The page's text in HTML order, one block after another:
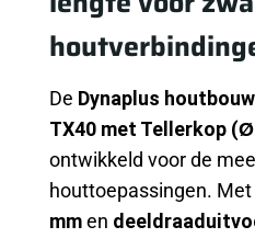
De Dynaplus
TX40 met Tellerkop
ontwikkeld voor de
houttoepassingen. Met
mmen